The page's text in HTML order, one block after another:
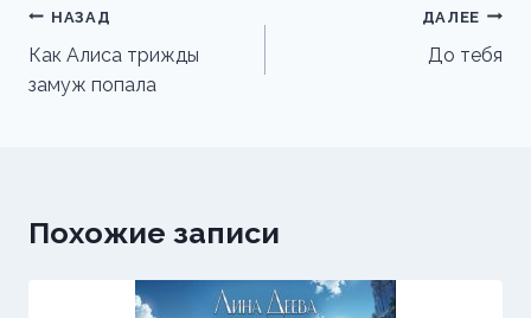
Навигация
по
записям
НАЗАД
Как Алиса трижды
замуж попала
ДАЛЕЕ
До тебя
Похожие записи